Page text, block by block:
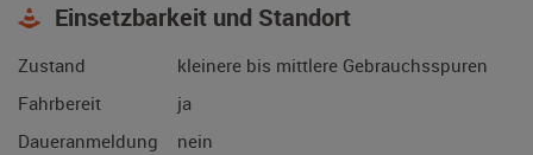
Einsetzbarkeit und Standort
Zustand
kleinere bis mittlere Gebrauchsspuren
Fahrbereit
ja
Daueranmeldung
nein